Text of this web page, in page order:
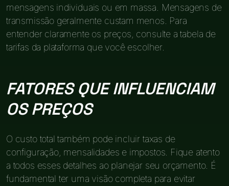
mensagens individuais ou em massa. Mensagens de
transmissão geralmente custam menos. Para
entender claramente os preços, consulte a tabela de
tarifas da plataforma que você escolher.
FATORES QUE INFLUENCIAM
OS PREÇOS
O custo total também pode incluir taxas de
configuração, mensalidades e impostos. Fique atento
a todos esses detalhes ao planejar seu orçamento. É
fundamental ter uma visão completa para evitar